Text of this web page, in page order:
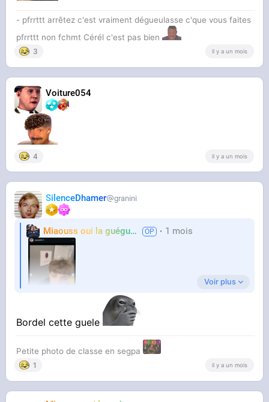
- pfrrttt arrêtez c'est vraiment dégueulasse c'que vous faites
pfrrttt non fchmt Cérél c'est pas bien
3 il y a un mois
Voiture054
4 il y a un mois
SilenceDhamer granini
Miaouss oui la guéguérre TF6 1 mois
C'est vraiment un délire
Voir plus
Bordel cette guele
Petite photo de classe en segpa
1 il y a un mois